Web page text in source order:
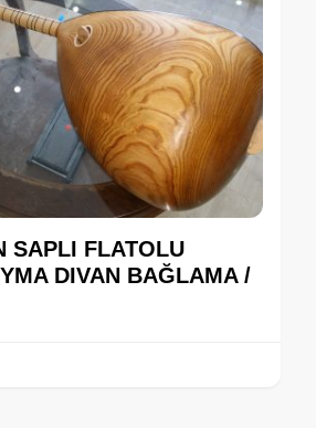
SAPLI FLATOLU
DIVAN BAĞLAMA /